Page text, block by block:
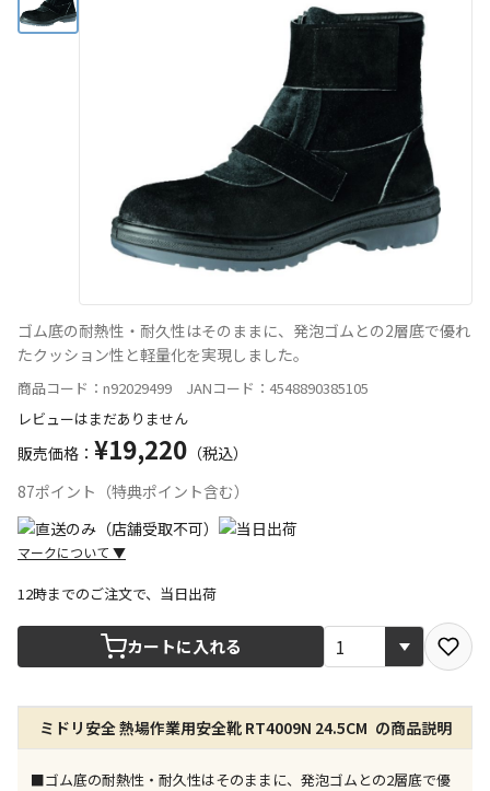
ゴム底の耐熱性・耐久性はそのままに、発泡ゴムとの2層底で優れ
たクッション性と軽量化を実現しました。
商品コード：n92029499 JANコード：4548890385105
レビューはまだありません
販売価格： ¥19,220 （税込）
87ポイント（特典ポイント含む）
マークについて ▼
宅配や店舗受取を選択できる商品です
店舗のみで受取できる商品です（宅配便でのお届けが
できません）
※同時購入の商品は、全て同じ店舗での受取となりま
す
12時までのご注文で、当日出荷
カートに入れる
ミドリ安全 熱場作業用安全靴 RT4009N 24.5CM の商品説明
■ゴム底の耐熱性・耐久性はそのままに、発泡ゴムとの2層底で優